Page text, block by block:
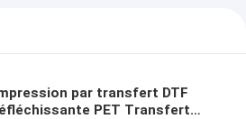
par transfert DTF
PET Transfert